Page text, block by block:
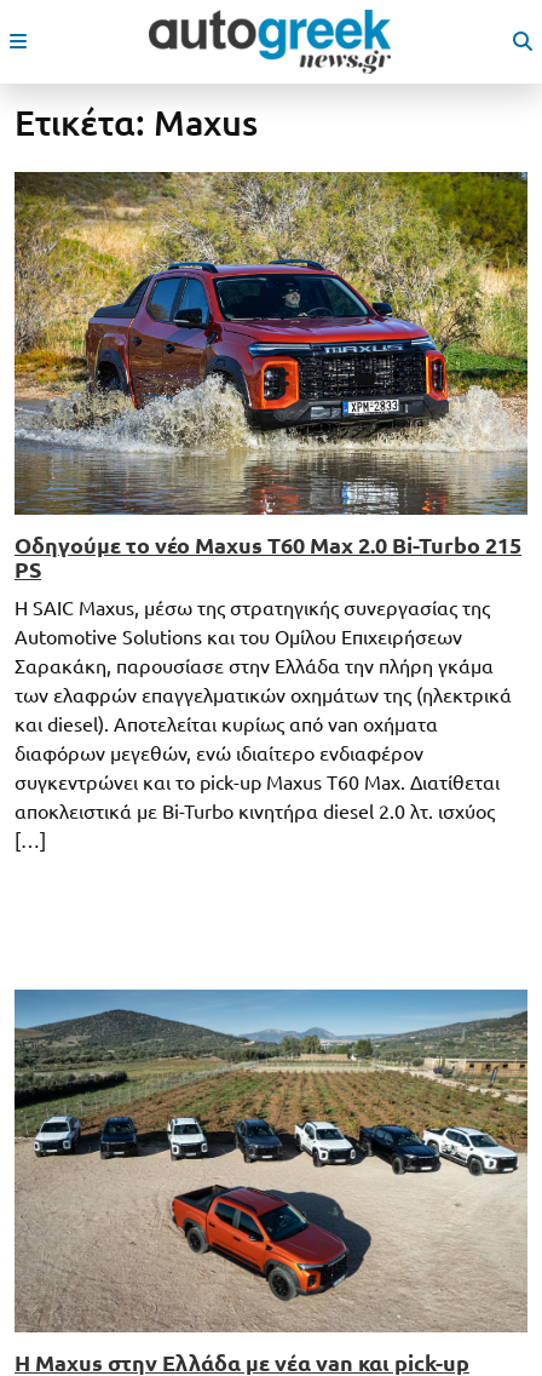
Ετικέτα: Maxus
Οδηγούμε το νέο Maxus T60 Max 2.0 Bi-Turbo 215
PS
Η SAIC Maxus, μέσω της στρατηγικής συνεργασίας της
Automotive Solutions και του Ομίλου Επιχειρήσεων
Σαρακάκη, παρουσίασε στην Ελλάδα την πλήρη γκάμα
των ελαφρών επαγγελματικών οχημάτων της (ηλεκτρικά
και diesel). Αποτελείται κυρίως από van οχήματα
διαφόρων μεγεθών, ενώ ιδιαίτερο ενδιαφέρον
συγκεντρώνει και το pick-up Maxus T60 Max. Διατίθεται
αποκλειστικά με Bi-Turbo κινητήρα diesel 2.0 λτ. ισχύος
[…]
H Maxus στην Ελλάδα με νέα van και pick-up